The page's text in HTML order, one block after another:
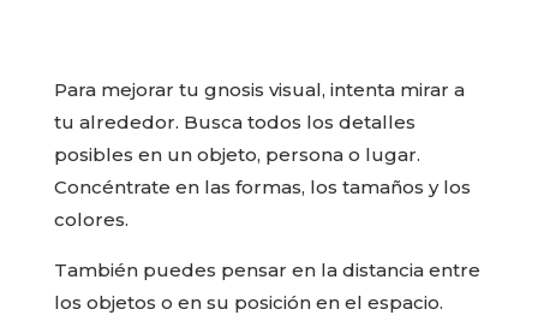
Para mejorar tu gnosis visual, intenta mirar a
tu alrededor. Busca todos los detalles
posibles en un objeto, persona o lugar.
Concéntrate en las formas, los tamaños y los
colores.
También puedes pensar en la distancia entre
los objetos o en su posición en el espacio.